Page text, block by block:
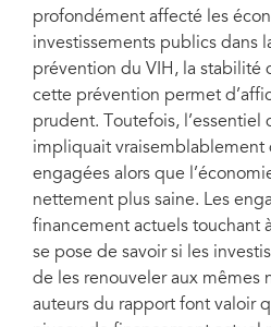
profondément affecté les
investissements publics dans
prévention du VIH, la stabilité
cette prévention permet
prudent. Toutefois, l’essentiel
impliquait vraisemblablement
engagées alors que
nettement plus saine. Les
financement actuels touchant
se pose de savoir si les
de les renouveler aux mêmes
auteurs du rapport font valoir